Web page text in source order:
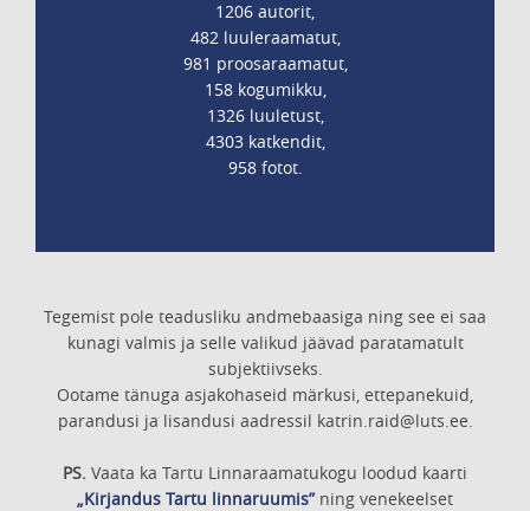
1206 autorit,
482 luuleraamatut,
981 proosaraamatut,
158 kogumikku,
1326 luuletust,
4303 katkendit,
958 fotot.
Tegemist pole teadusliku andmebaasiga ning see ei saa
kunagi valmis ja selle valikud jäävad paratamatult
subjektiivseks.
Ootame tänuga asjakohaseid märkusi, ettepanekuid,
parandusi ja lisandusi aadressil katrin.raid@luts.ee.
PS. Vaata ka Tartu Linnaraamatukogu loodud kaarti
„Kirjandus Tartu linnaruumis”ning venekeelset